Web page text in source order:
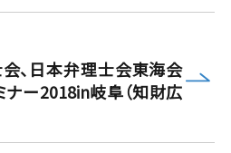
、日本弁理士会東海会
ナー2018in岐阜（知財広